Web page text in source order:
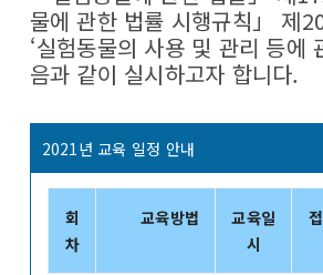
물에 관한 법률 시행규칙」 제
‘실험동물의 사용 및 관리 등에
음과 같이 실시하고자 합니다.
2021년 교육 일정 안내
회
차
교육방법
교육일
시